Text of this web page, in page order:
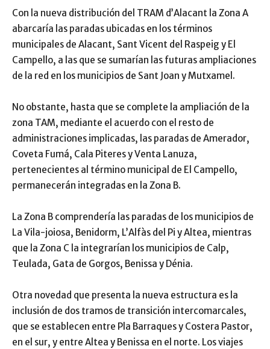
Con la nueva distribución del TRAM d’Alacant la Zona A
abarcaría las paradas ubicadas en los términos
municipales de Alacant, Sant Vicent del Raspeig y El
Campello, a las que se sumarían las futuras ampliaciones
de la red en los municipios de Sant Joan y Mutxamel.
No obstante, hasta que se complete la ampliación de la
zona TAM, mediante el acuerdo con el resto de
administraciones implicadas, las paradas de Amerador,
Coveta Fumá, Cala Piteres y Venta Lanuza,
pertenecientes al término municipal de El Campello,
permanecerán integradas en la Zona B.
La Zona B comprendería las paradas de los municipios de
La Vila-joiosa, Benidorm, L’Alfàs del Pi y Altea, mientras
que la Zona C la integrarían los municipios de Calp,
Teulada, Gata de Gorgos, Benissa y Dénia.
Otra novedad que presenta la nueva estructura es la
inclusión de dos tramos de transición intercomarcales,
que se establecen entre Pla Barraques y Costera Pastor,
en el sur, y entre Altea y Benissa en el norte. Los viajes